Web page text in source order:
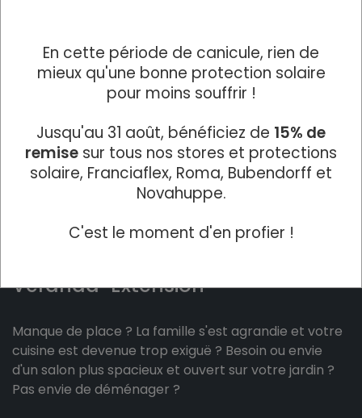
Véranda-Extension
Manque de place ? La famille s'est agrandie et votre
cuisine est devenue trop exiguë ? Besoin ou envie
d'un salon plus spacieux et ouvert sur votre jardin ?
Pas envie de déménager ?
En cette période de canicule, rien de
mieux qu'une bonne protection solaire
pour moins souffrir !
Jusqu'au 31 août, bénéficiez de 15% de
remise sur tous nos stores et protections
solaire, Franciaflex, Roma, Bubendorff et
Novahuppe.
C'est le moment d'en profier !